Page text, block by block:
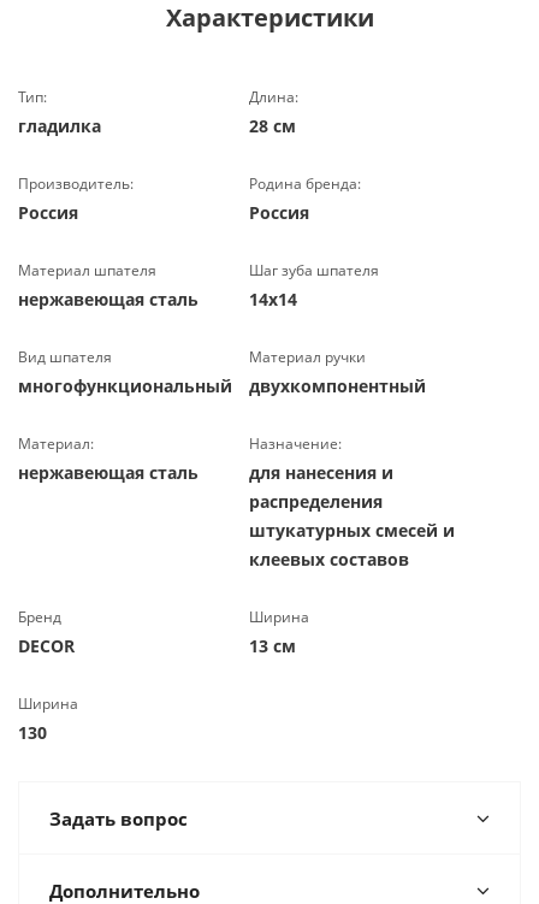
Характеристики
Тип:
гладилка
Длина:
28 см
Производитель:
Россия
Родина бренда:
Россия
Материал шпателя
нержавеющая сталь
Шаг зуба шпателя
14х14
Вид шпателя
многофункциональный
Материал ручки
двухкомпонентный
Материал:
нержавеющая сталь
Назначение:
для нанесения и
распределения
штукатурных смесей и
клеевых составов
Бренд
DЕCOR
Ширина
13 см
Ширина
130
Задать вопрос
Дополнительно